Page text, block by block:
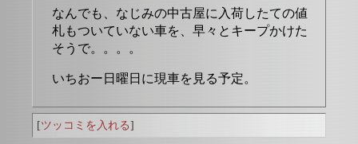
なんでも、なじみの中古屋に入荷したての値
札もついていない車を、早々とキープかけた
そうで。。。。
いちおー日曜日に現車を見る予定。
[ツッコミを入れる]